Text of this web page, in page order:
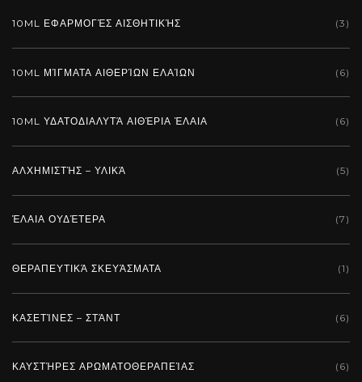
10ML ΕΦΑΡΜΟΓΈΣ ΑΙΣΘΗΤΙΚΉΣ (3)
10ML ΜΊΓΜΑΤΑ ΑΙΘΕΡΊΩΝ ΕΛΑΊΩΝ (6)
10ML ΥΔΑΤΟΔΙΑΛΥΤΆ ΑΙΘΈΡΙΑ ΈΛΑΙΑ (6)
ΑΛΧΗΜΙΣΤΉΣ – ΥΛΙΚΆ (5)
ΈΛΑΙΑ ΟΥΔΈΤΕΡΑ (7)
ΘΕΡΑΠΕΥΤΙΚΆ ΣΚΕΥΆΣΜΑΤΑ (1)
ΚΑΣΕΤΊΝΕΣ – ΣΤΆΝΤ (6)
ΚΑΥΣΤΉΡΕΣ ΑΡΩΜΑΤΟΘΕΡΑΠΕΊΑΣ (6)